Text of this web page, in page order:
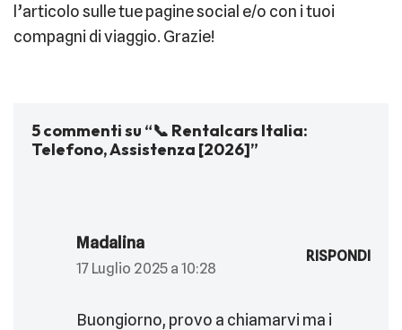
l’articolo sulle tue pagine social e/o con i tuoi
compagni di viaggio. Grazie!
5 commenti su “📞 Rentalcars Italia:
Telefono, Assistenza [2026]”
Madalina
17 Luglio 2025 a 10:28
RISPONDI
Buongiorno, provo a chiamarvi ma i